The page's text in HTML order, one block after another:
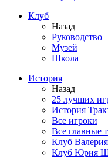
Клуб
Назад
Руководство
Музей
Школа
История
Назад
25 лучших
История
Все игроки
Все главные
Клуб
Клуб Юрия